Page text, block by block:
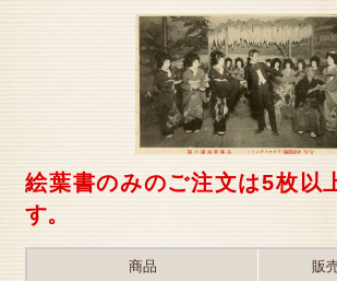
絵葉書のみのご注文は5枚以
す。
商品 販